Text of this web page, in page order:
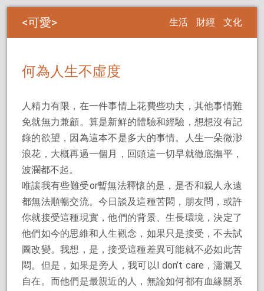
可愛 生活 財經 文化
何為人生不虛度
人精力有限，在一件事情上花費些功夫，其他事情難
免就無力兼顧。算是新鮮的體驗和經驗，想想沒有記
錄的欲望，因為這本不是多大的事情。人生一朵微渺
浪花，大概再過一個月，回頭這一切早就徹底撫平，
波瀾都不起。
唯讓我有些難受or暫無法釋懷的是，是否和親人永遠
都無法順暢交流。今日談及這種苦悶，朋友問，或許
你就接受這種現實，他們的背景、生長環境，決定了
他們如今的思維和人生觀念，如果只是接受，不去試
圖改變。我想，是，接受這種差異可能就不必如此苦
悶。但是，如果是旁人，我可以I don’t care，瀟灑又
自在。而他們是最親近的人，無論如何都有血緣關系